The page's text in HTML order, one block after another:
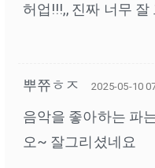
허업!!!,, 진짜
뿌쮸ㅎㅈ 2025-05-10
음악을 좋아하는 파
오~ 잘그리셨네요